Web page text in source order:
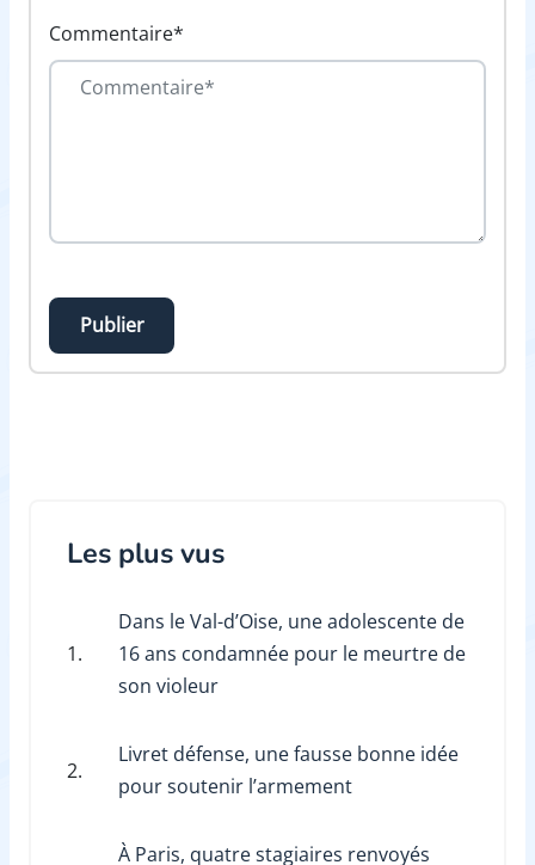
Commentaire*
Publier
Les plus vus
1.
Dans le Val-d’Oise, une adolescente de
16 ans condamnée pour le meurtre de
son violeur
2.
Livret défense, une fausse bonne idée
pour soutenir l’armement
À Paris, quatre stagiaires renvoyés